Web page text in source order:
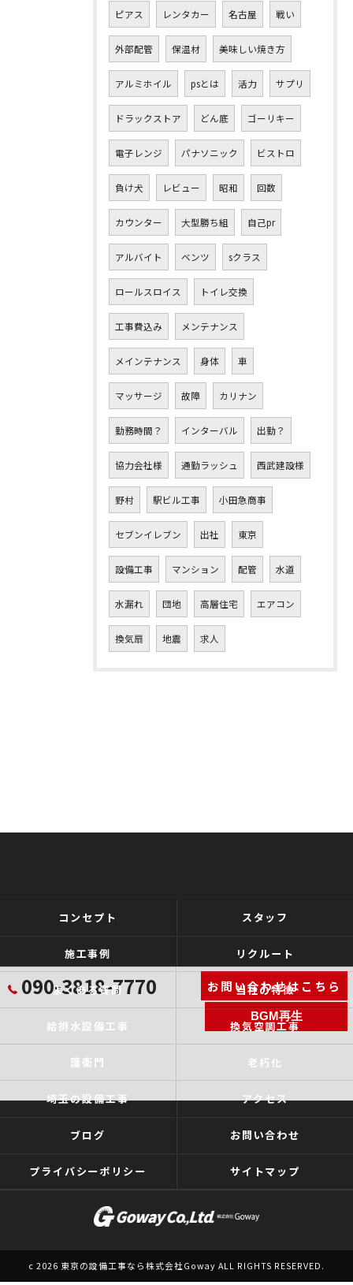
ピアス レンタカー 名古屋 戦い
外部配管 保温材 美味しい焼き方
アルミホイル psとは 活力 サプリ
ドラックストア どん底 ゴーリキー
電子レンジ パナソニック ビストロ
負け犬 レビュー 昭和 回数
カウンター 大型勝ち組 自己pr
アルバイト ベンツ sクラス
ロールスロイス トイレ交換
工事費込み メンテナンス
メインテナンス 身体 車
マッサージ 故障 カリナン
勤務時間？ インターバル 出勤？
協力会社様 通勤ラッシュ 西武建設様
野村 駅ビル工事 小田急商事
セブンイレブン 出社 東京
設備工事 マンション 配管 水道
水漏れ 団地 高層住宅 エアコン
換気扇 地震 求人
090-3818-7770 お問い合わせはこちら
BGM再生
コンセプト スタッフ
施工事例 リクルート
よくある質問 当社の特徴
給排水設備工事 換気空調工事
護衛門 老朽化
埼玉の設備工事 アクセス
ブログ お問い合わせ
プライバシーポリシー サイトマップ
c 2026 東京の設備工事なら株式会社Goway ALL RIGHTS RESERVED.